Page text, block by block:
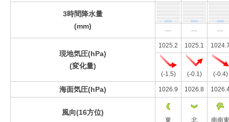
3時間降水量
(mm)
--- --- ---
現地気圧(hPa)
(変化量)
1025.2 1025.1
(-1.5) (-0.1) (-0.4)
海面気圧(hPa) 1026.9 1026.8
風向(16方位)
東 北 南南東